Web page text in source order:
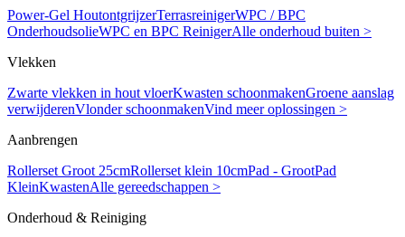
Power-Gel HoutontgrijzerTerrasreinigerWPC / BPC
OnderhoudsolieWPC en BPC ReinigerAlle onderhoud buiten >
Vlekken
Zwarte vlekken in hout vloerKwasten schoonmakenGroene aanslag
verwijderenVlonder schoonmakenVind meer oplossingen >
Aanbrengen
Rollerset Groot 25cmRollerset klein 10cmPad - GrootPad
KleinKwastenAlle gereedschappen >
Onderhoud & Reiniging